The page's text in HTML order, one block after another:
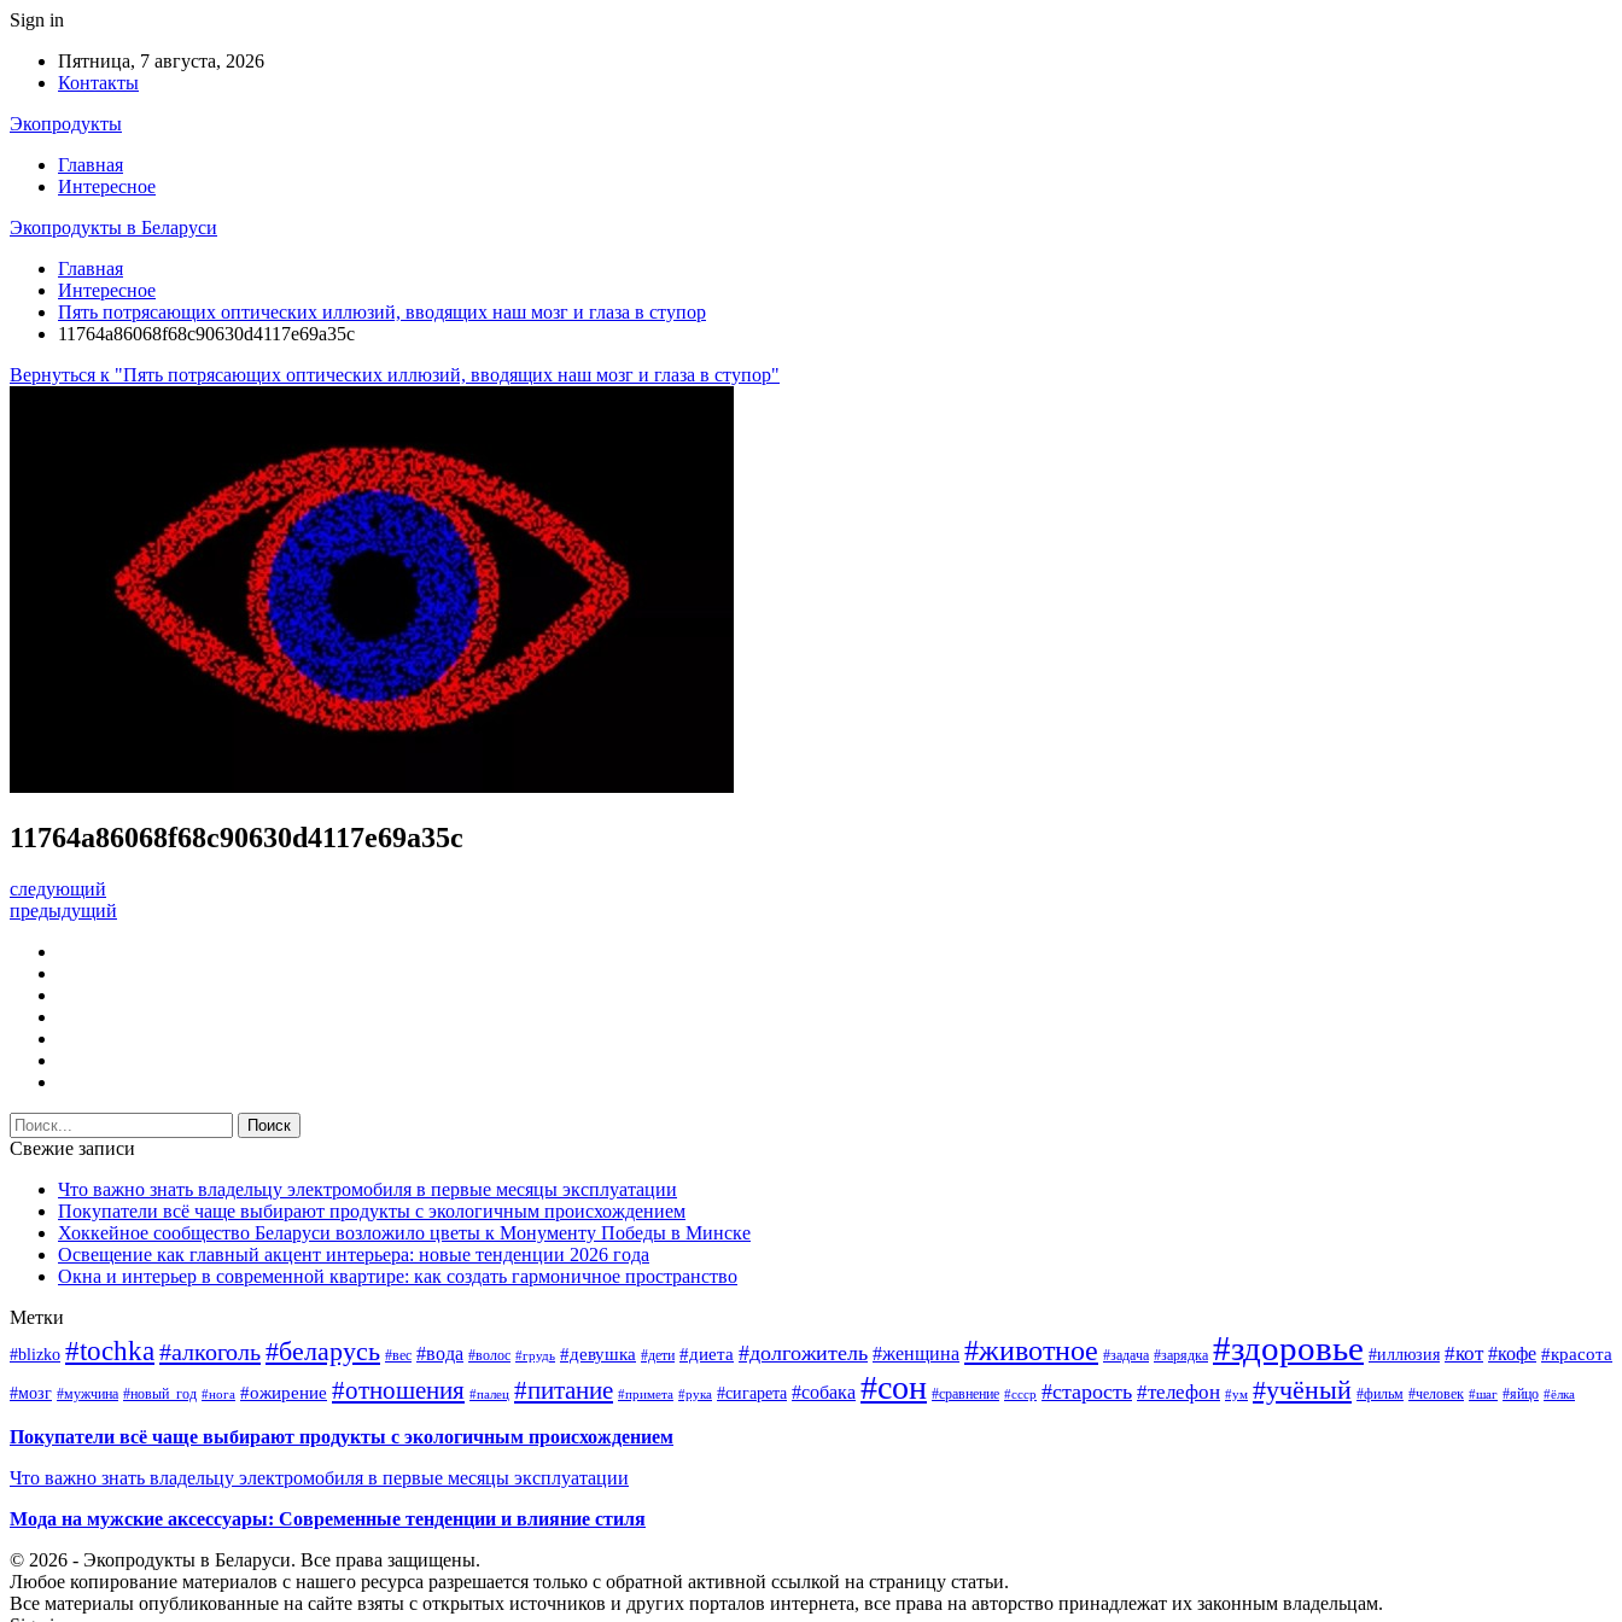
Sign in
Пятница, 7 августа, 2026
Контакты
Экопродукты
Главная
Интересное
Экопродукты в Беларуси
Главная
Интересное
Пять потрясающих оптических иллюзий, вводящих наш мозг и глаза в ступор
11764a86068f68c90630d4117e69a35c
Вернуться к "Пять потрясающих оптических иллюзий, вводящих наш мозг и глаза в ступор"
11764a86068f68c90630d4117e69a35c
следующий
предыдущий
Свежие записи
Что важно знать владельцу электромобиля в первые месяцы эксплуатации
Покупатели всё чаще выбирают продукты с экологичным происхождением
Хоккейное сообщество Беларуси возложило цветы к Монументу Победы в Минске
Освещение как главный акцент интерьера: новые тенденции 2026 года
Окна и интерьер в современной квартире: как создать гармоничное пространство
Метки
#blizko #tochka #алкоголь#беларусь #вес #вода #волос #грудь #девушка #дети #диета #долгожитель #женщина #животное #задача #зарядка #здоровье #иллюзия #кот #кофе #красота
#мозг #мужчина #новый_год #нога #ожирение #отношения #палец #питание #примета #рука #сигарета #собака #сон #сравнение #ссср #старость #телефон #ум #учёный #фильм #человек #шаг #яйцо #ёлка
Покупатели всё чаще выбирают продукты с экологичным происхождением
Что важно знать владельцу электромобиля в первые месяцы эксплуатации
Мода на мужские аксессуары: Современные тенденции и влияние стиля
© 2026 - Экопродукты в Беларуси. Все права защищены.
Любое копирование материалов с нашего ресурса разрешается только с обратной активной ссылкой на страницу статьи.
Все материалы опубликованные на сайте взяты с открытых источников и других порталов интернета, все права на авторство принадлежат их законным владельцам.